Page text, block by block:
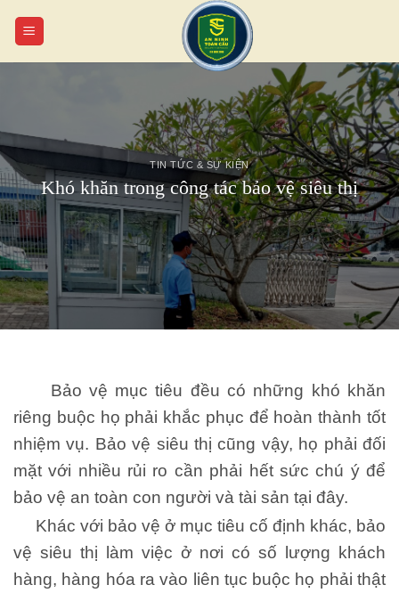
đến
TIN TỨC & SỰ KIỆN
Khó khăn trong công tác bảo vệ siêu thị
Bảo vệ mục tiêu đều có những khó khăn
riêng buộc họ phải khắc phục để hoàn thành tốt
nhiệm vụ. Bảo vệ siêu thị cũng vậy, họ phải đối
mặt với nhiều rủi ro cần phải hết sức chú ý để
bảo vệ an toàn con người và tài sản tại đây.
Khác với bảo vệ ở mục tiêu cố định khác, bảo
vệ siêu thị làm việc ở nơi có số lượng khách
hàng, hàng hóa ra vào liên tục buộc họ phải thật